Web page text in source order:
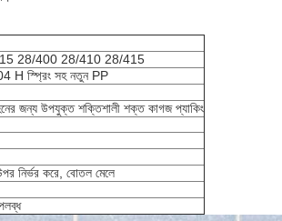
28/400 28/410 28/415
H স্প্রিং সহ নতুন PP
জন্য উপযুক্ত শক্তিশালী শক্ত কাগজ প্যাকিং
নির্ভর করে, বোতল মেলে